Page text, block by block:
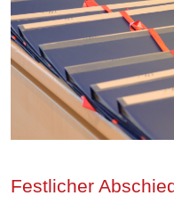
Festlicher